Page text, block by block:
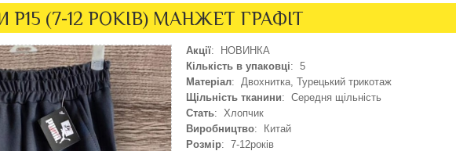
(7-12 РОКІВ) МАНЖЕТ ГРАФІТ
Акції: НОВИНКА
Кількість в упаковці: 5
Матеріал: Двохнитка, Турецький трикотаж
Щільність тканини: Середня щільність
Стать: Хлопчик
Виробництво: Китай
Розмір: 7-12років